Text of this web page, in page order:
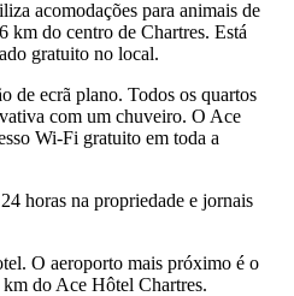
acomodações para animais de
km do centro de Chartres. Está
gratuito no local.
de ecrã plano. Todos os quartos
com um chuveiro. O Ace
Wi-Fi gratuito em toda a
horas na propriedade e jornais
O aeroporto mais próximo é o
do Ace Hôtel Chartres.